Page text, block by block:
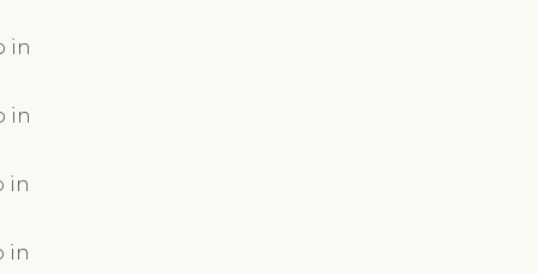
in
in
in
in